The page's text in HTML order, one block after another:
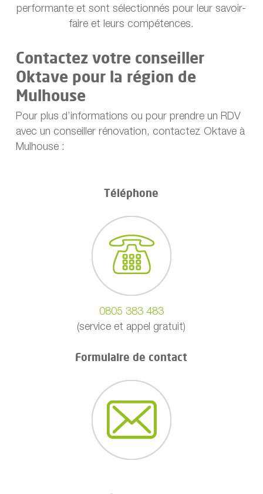
performante et sont sélectionnés pour leur savoir-
faire et leurs compétences.
Contactez votre conseiller
Oktave pour la région de
Mulhouse
Pour plus d’informations ou pour prendre un RDV
avec un conseiller rénovation, contactez Oktave à
Mulhouse :
Téléphone
0805 383 483
(service et appel gratuit)
Formulaire de contact